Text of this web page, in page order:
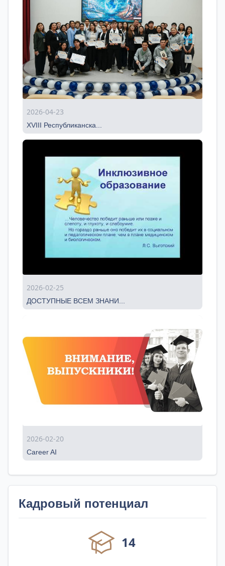
2026-04-23
XVIII Республиканска...
2026-02-25
ДОСТУПНЫЕ ВСЕМ ЗНАНИ...
2026-02-20
Career AI
Кадровый потенциал
14